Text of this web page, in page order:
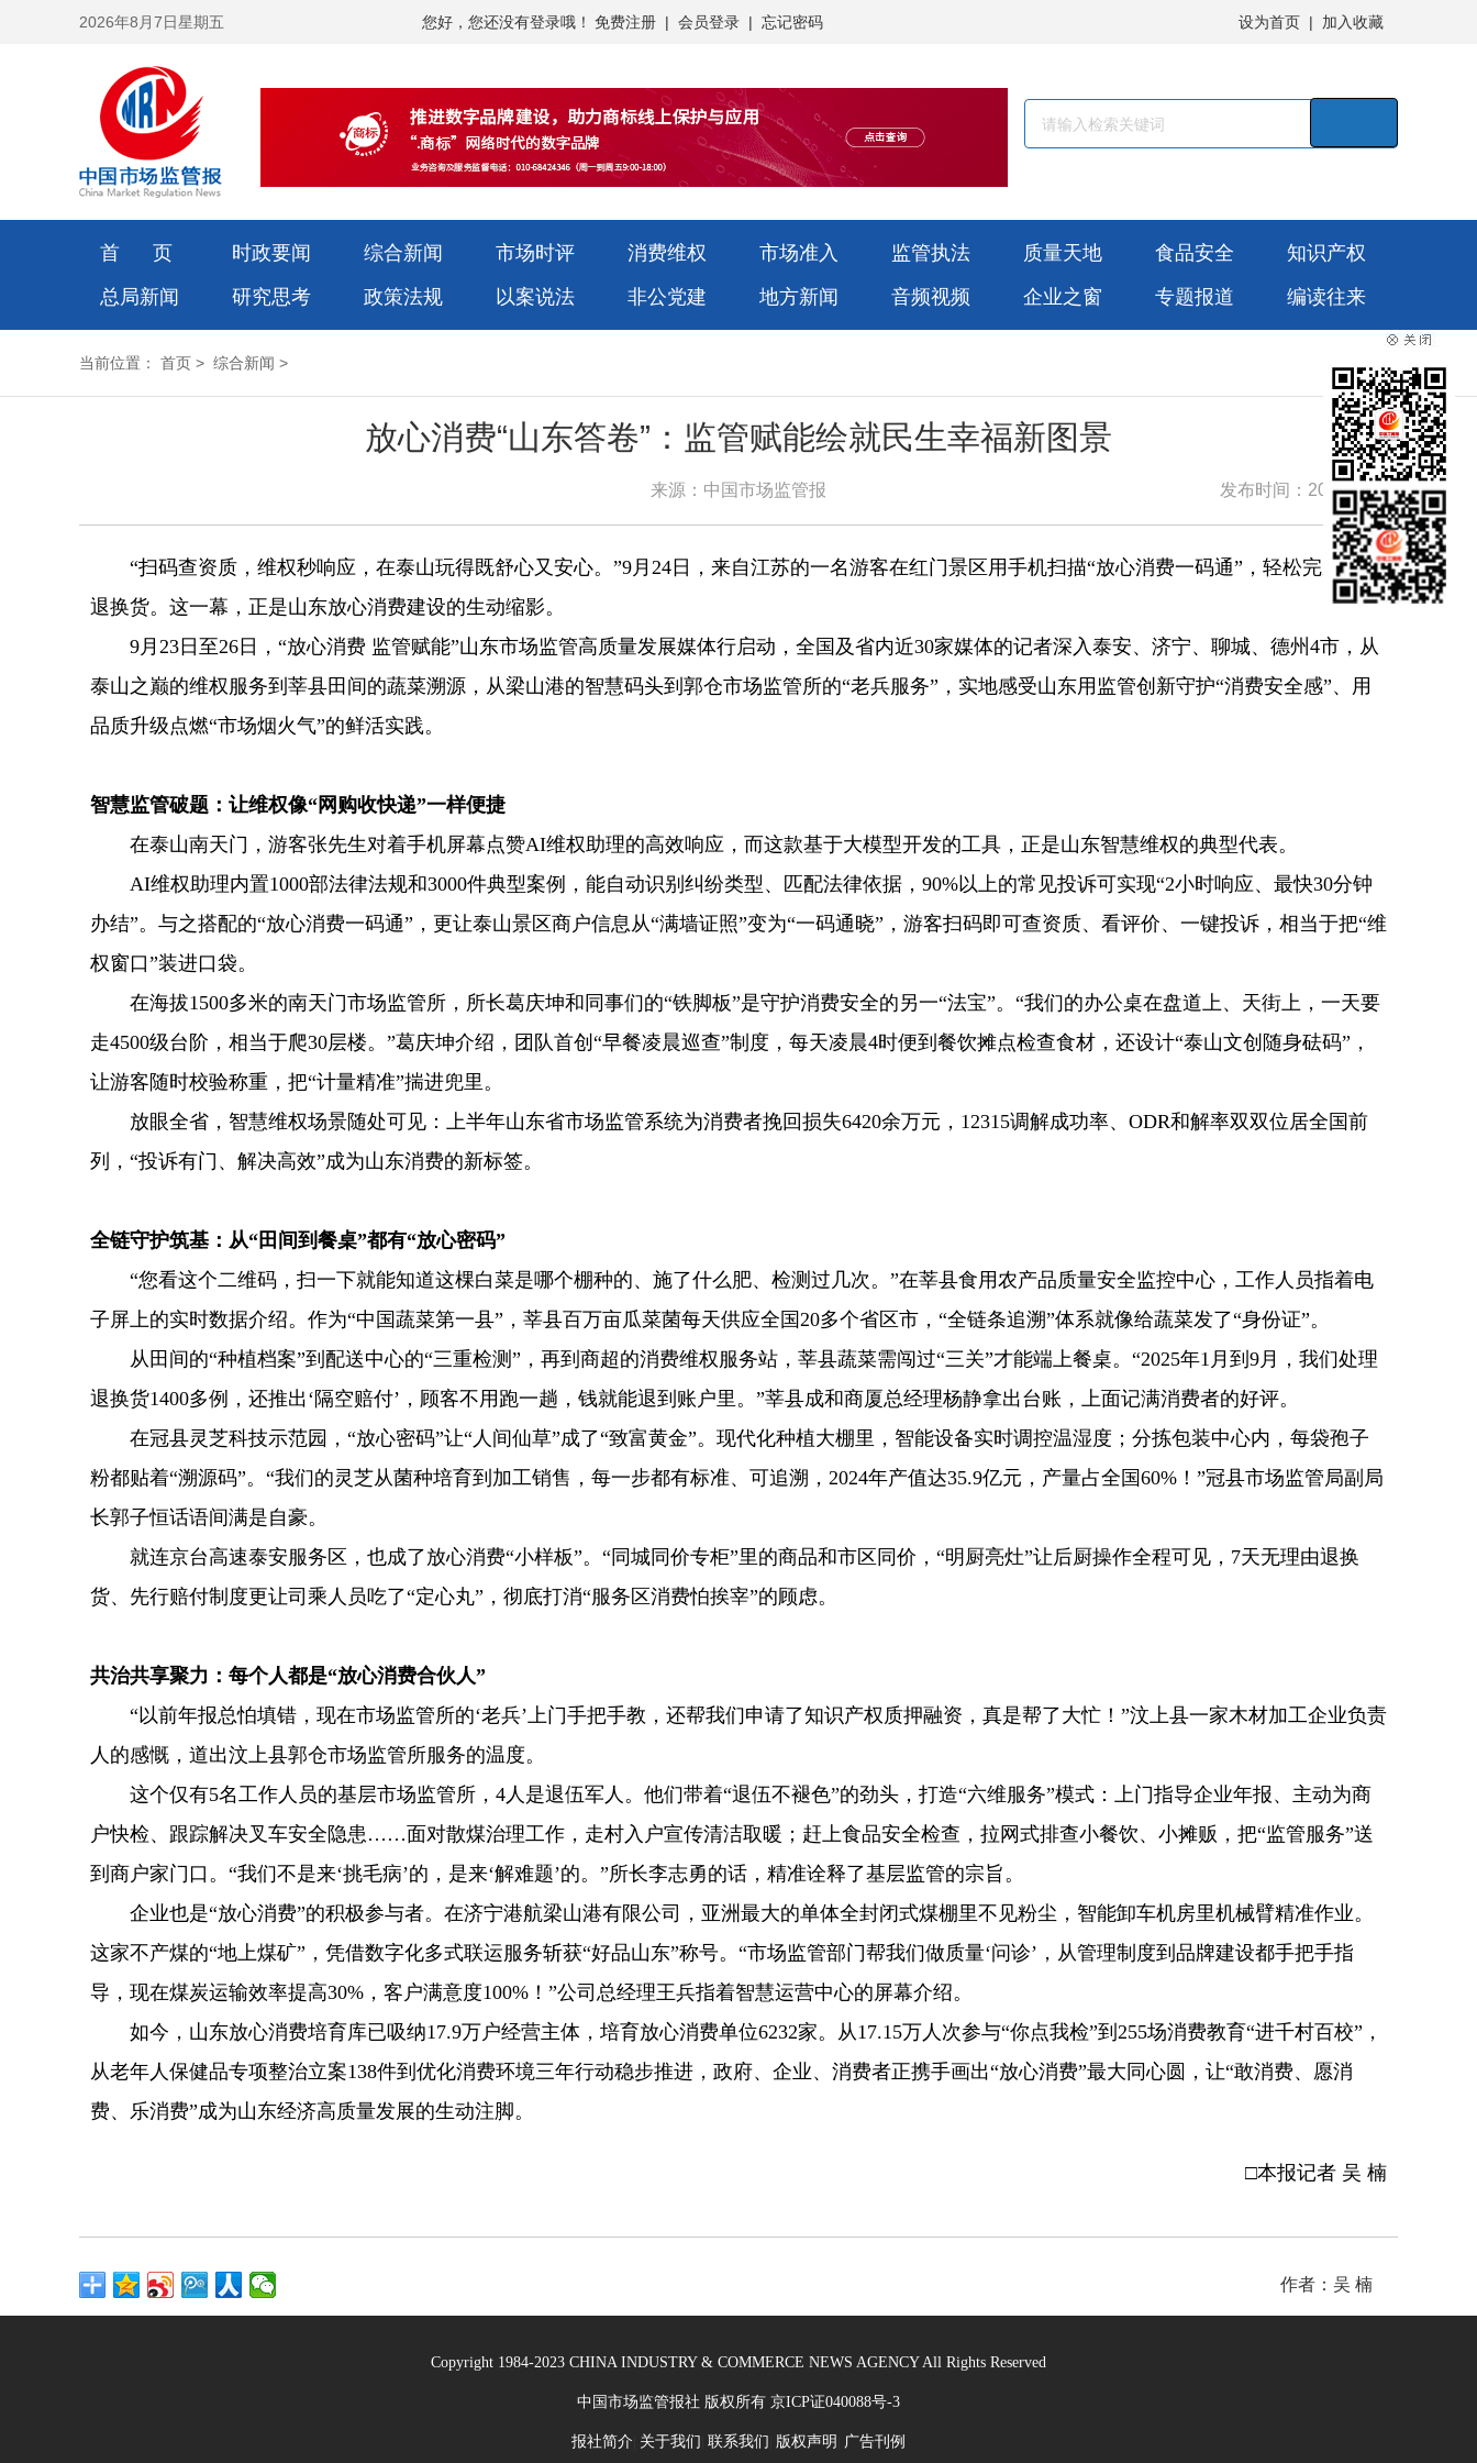
2026年8月7日星期五 您好，您还没有登录哦！ 免费注册 | 会员登录 | 忘记密码 设为首页 | 加入收藏
首 页 时政要闻 综合新闻 市场时评 消费维权 市场准入 监管执法 质量天地 食品安全
知识产权
总局新闻
研究思考 政策法规 以案说法 非公党建 地方新闻 音频视频 企业之窗 专题报道 编读往来
当前位置： 首页 > 综合新闻 >
放心消费“山东答卷”：监管赋能绘就民生幸福新图景
来源：中国市场监管报 发布时间：2025-10-16
“扫码查资质，维权秒响应，在泰山玩得既舒心又安心。”9月24日，来自江苏的一名游客在红门景区用手机扫描“放心消费一码通”，轻松完成商品
退换货。这一幕，正是山东放心消费建设的生动缩影。
9月23日至26日，“放心消费 监管赋能”山东市场监管高质量发展媒体行启动，全国及省内近30家媒体的记者深入泰安、济宁、聊城、德州4市，从
泰山之巅的维权服务到莘县田间的蔬菜溯源，从梁山港的智慧码头到郭仓市场监管所的“老兵服务”，实地感受山东用监管创新守护“消费安全感”、用
品质升级点燃“市场烟火气”的鲜活实践。
智慧监管破题：让维权像“网购收快递”一样便捷
在泰山南天门，游客张先生对着手机屏幕点赞AI维权助理的高效响应，而这款基于大模型开发的工具，正是山东智慧维权的典型代表。
AI维权助理内置1000部法律法规和3000件典型案例，能自动识别纠纷类型、匹配法律依据，90%以上的常见投诉可实现“2小时响应、最快30分钟
办结”。与之搭配的“放心消费一码通”，更让泰山景区商户信息从“满墙证照”变为“一码通晓”，游客扫码即可查资质、看评价、一键投诉，相当于把“维
权窗口”装进口袋。
在海拔1500多米的南天门市场监管所，所长葛庆坤和同事们的“铁脚板”是守护消费安全的另一“法宝”。“我们的办公桌在盘道上、天街上，一天要
走4500级台阶，相当于爬30层楼。”葛庆坤介绍，团队首创“早餐凌晨巡查”制度，每天凌晨4时便到餐饮摊点检查食材，还设计“泰山文创随身砝码”，
让游客随时校验称重，把“计量精准”揣进兜里。
放眼全省，智慧维权场景随处可见：上半年山东省市场监管系统为消费者挽回损失6420余万元，12315调解成功率、ODR和解率双双位居全国前
列，“投诉有门、解决高效”成为山东消费的新标签。
全链守护筑基：从“田间到餐桌”都有“放心密码”
“您看这个二维码，扫一下就能知道这棵白菜是哪个棚种的、施了什么肥、检测过几次。”在莘县食用农产品质量安全监控中心，工作人员指着电
子屏上的实时数据介绍。作为“中国蔬菜第一县”，莘县百万亩瓜菜菌每天供应全国20多个省区市，“全链条追溯”体系就像给蔬菜发了“身份证”。
从田间的“种植档案”到配送中心的“三重检测”，再到商超的消费维权服务站，莘县蔬菜需闯过“三关”才能端上餐桌。“2025年1月到9月，我们处理
退换货1400多例，还推出‘隔空赔付’，顾客不用跑一趟，钱就能退到账户里。”莘县成和商厦总经理杨静拿出台账，上面记满消费者的好评。
在冠县灵芝科技示范园，“放心密码”让“人间仙草”成了“致富黄金”。现代化种植大棚里，智能设备实时调控温湿度；分拣包装中心内，每袋孢子
粉都贴着“溯源码”。“我们的灵芝从菌种培育到加工销售，每一步都有标准、可追溯，2024年产值达35.9亿元，产量占全国60%！”冠县市场监管局副局
长郭子恒话语间满是自豪。
就连京台高速泰安服务区，也成了放心消费“小样板”。“同城同价专柜”里的商品和市区同价，“明厨亮灶”让后厨操作全程可见，7天无理由退换
货、先行赔付制度更让司乘人员吃了“定心丸”，彻底打消“服务区消费怕挨宰”的顾虑。
共治共享聚力：每个人都是“放心消费合伙人”
“以前年报总怕填错，现在市场监管所的‘老兵’上门手把手教，还帮我们申请了知识产权质押融资，真是帮了大忙！”汶上县一家木材加工企业负责
人的感慨，道出汶上县郭仓市场监管所服务的温度。
这个仅有5名工作人员的基层市场监管所，4人是退伍军人。他们带着“退伍不褪色”的劲头，打造“六维服务”模式：上门指导企业年报、主动为商
户快检、跟踪解决叉车安全隐患……面对散煤治理工作，走村入户宣传清洁取暖；赶上食品安全检查，拉网式排查小餐饮、小摊贩，把“监管服务”送
到商户家门口。“我们不是来‘挑毛病’的，是来‘解难题’的。”所长李志勇的话，精准诠释了基层监管的宗旨。
企业也是“放心消费”的积极参与者。在济宁港航梁山港有限公司，亚洲最大的单体全封闭式煤棚里不见粉尘，智能卸车机房里机械臂精准作业。
这家不产煤的“地上煤矿”，凭借数字化多式联运服务斩获“好品山东”称号。“市场监管部门帮我们做质量‘问诊’，从管理制度到品牌建设都手把手指
导，现在煤炭运输效率提高30%，客户满意度100%！”公司总经理王兵指着智慧运营中心的屏幕介绍。
如今，山东放心消费培育库已吸纳17.9万户经营主体，培育放心消费单位6232家。从17.15万人次参与“你点我检”到255场消费教育“进千村百校”，
从老年人保健品专项整治立案138件到优化消费环境三年行动稳步推进，政府、企业、消费者正携手画出“放心消费”最大同心圆，让“敢消费、愿消
费、乐消费”成为山东经济高质量发展的生动注脚。
□本报记者 吴 楠
作者：吴 楠
Copyright 1984-2023 CHINA INDUSTRY & COMMERCE NEWS AGENCY All Rights Reserved
中国市场监管报社 版权所有 京ICP证040088号-3
报社简介 关于我们 联系我们 版权声明 广告刊例